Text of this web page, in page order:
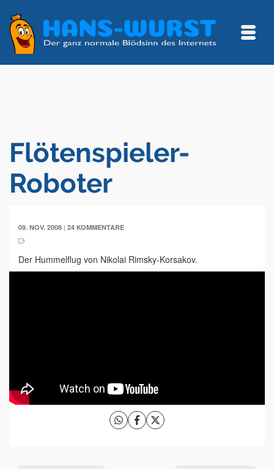
Flötenspieler-
Roboter
09. NOV. 2008 | 24 KOMMENTARE
Der Hummelflug von Nikolai Rimsky-Korsakov.